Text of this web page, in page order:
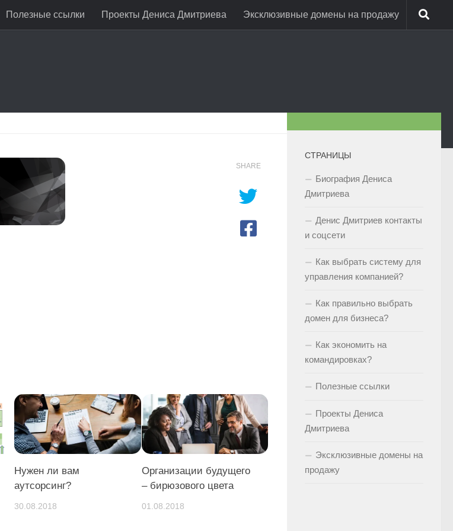
Полезные ссылки Проекты Дениса Дмитриева Эксклюзивные домены на продажу
SHARE
Нужен ли вам
аутсорсинг?
30.08.2018
Организации будущего
– бирюзового цвета
01.08.2018
СТРАНИЦЫ
Биография Дениса
Дмитриева
Денис Дмитриев контакты
и соцсети
Как выбрать систему для
управления компанией?
Как правильно выбрать
домен для бизнеса?
Как экономить на
командировках?
Полезные ссылки
Проекты Дениса
Дмитриева
Эксклюзивные домены на
продажу